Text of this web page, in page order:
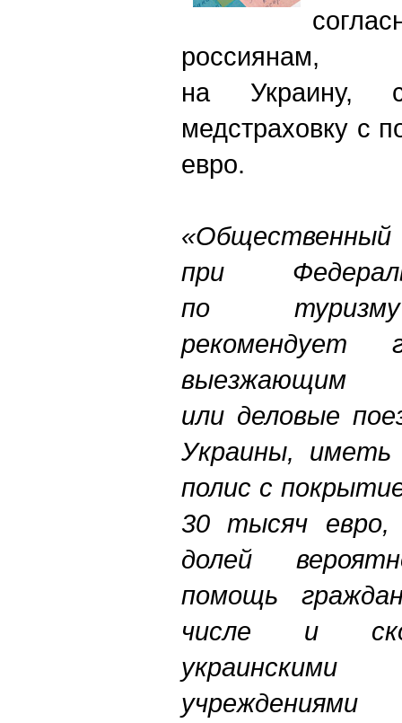
россиянам,
на Украину,
медстраховку с
евро.
при
по туризму
рекомендует
выезжающим
или деловые
Украины, иметь
полис с
30 тысяч
долей
помощь
числе и